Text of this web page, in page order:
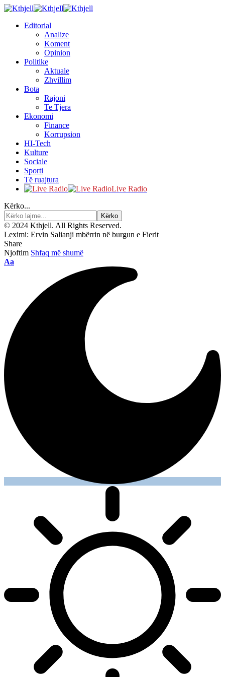
Editorial
Analize
Koment
Opinion
Politike
Aktuale
Zhvillim
Bota
Rajoni
Te Tjera
Ekonomi
Finance
Korrupsion
HI-Tech
Kulture
Sociale
Sporti
Të ruajtura
Live Radio
Kërko...
© 2024 Kthjell. All Rights Reserved.
Leximi: Ervin Salianji mbërrin në burgun e Fierit
Share
Njoftim Shfaq më shumë
Ndryshimi
shkronjave
Aa